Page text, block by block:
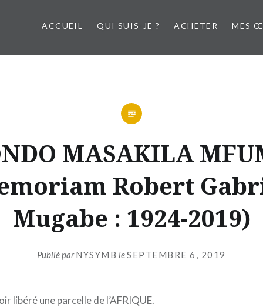
ACCUEIL QUI SUIS-JE ? ACHETER MES
MASAKILA
Robert
Mugabe : 1924-2019)
Publié parNYSYMB leSEPTEMBRE 6, 2019
libéré une parcelle de l’AFRIQUE.